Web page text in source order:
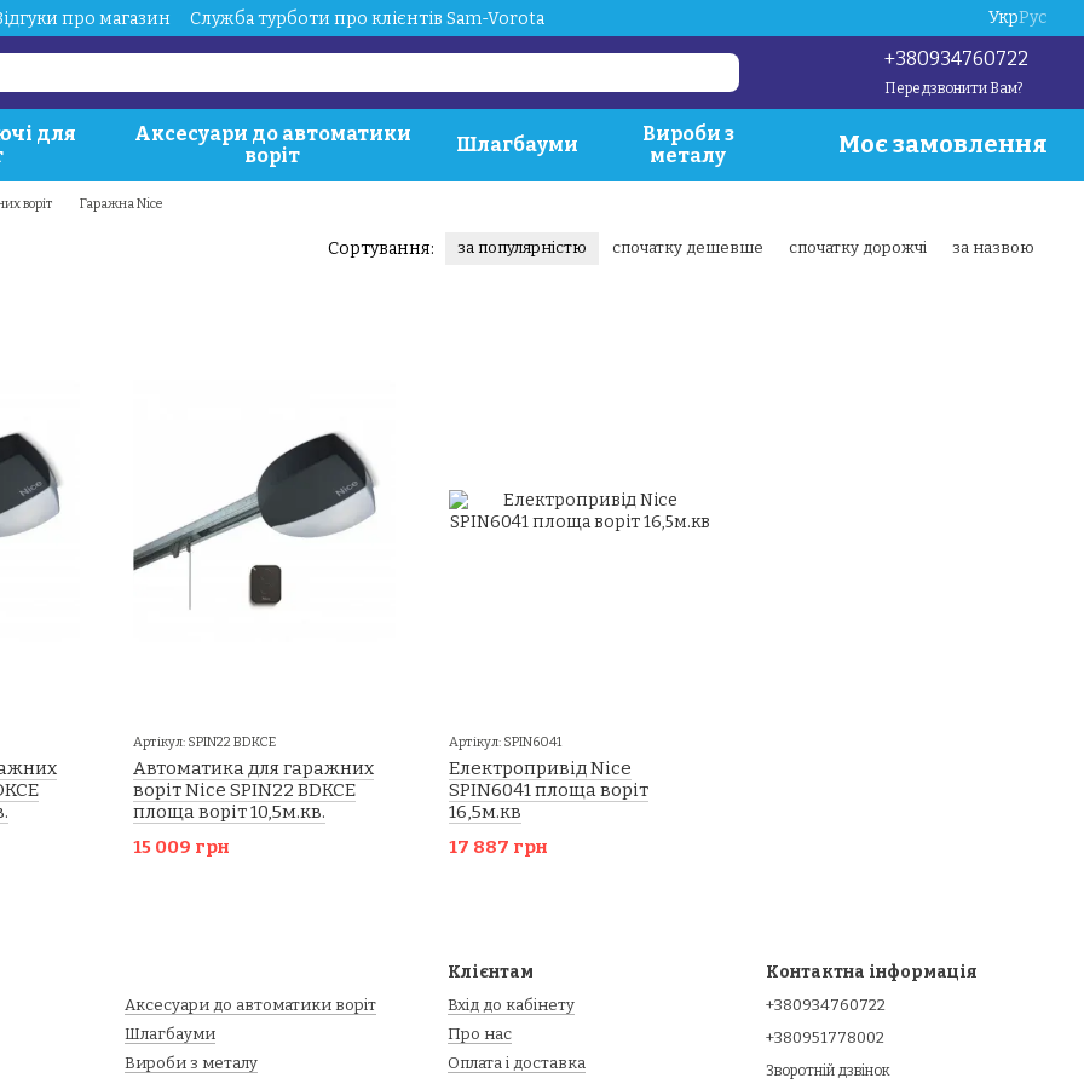
про магазин Служба турботи про клієнтів Sam-Vorota УкрРус
+380934760722
Передзвонити Вам?
для
Аксесуари до автоматики
воріт
Шлагбауми
Вироби з
металу
Моє замовлення
воріт Гаражна Nice
Сортування: за популярністю спочатку дешевше спочатку дорожчі за назвою
Артікул: SPIN22 BDKCE
Автоматика для гаражних
воріт Nice SPIN22 BDKCE
площа воріт 10,5м.кв.
15 009 грн
Артікул: SPIN6041
Електропривід Nice
SPIN6041 площа воріт
16,5м.кв
17 887 грн
Аксесуари до автоматики воріт
Шлагбауми
Вироби з металу
Клієнтам
Вхід до кабінету
Про нас
Оплата і доставка
Контактна інформація
+380934760722
+380951778002
Зворотній дзвінок